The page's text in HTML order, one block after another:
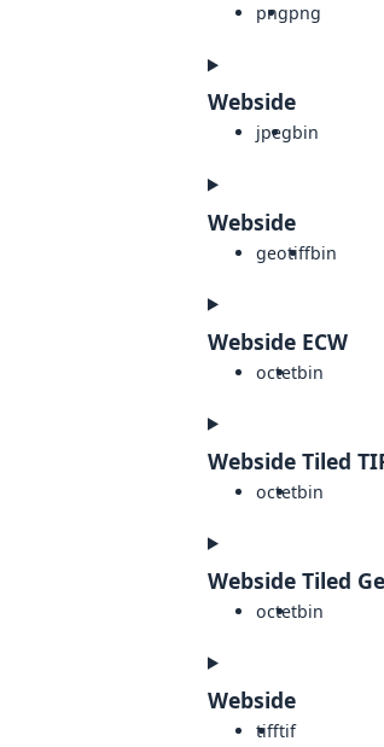
pngpng
Webside
jpegbin
Webside
geotiffbin
Webside ECW
octetbin
Webside Tiled
octetbin
Webside Tiled
octetbin
Webside
tifftif